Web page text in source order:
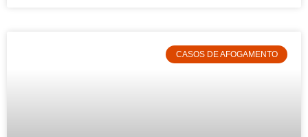
CASOS DE AFOGAMENTO